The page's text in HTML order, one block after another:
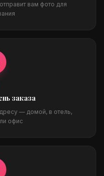
вам фото для
заказа
— домой, в отель,
офис